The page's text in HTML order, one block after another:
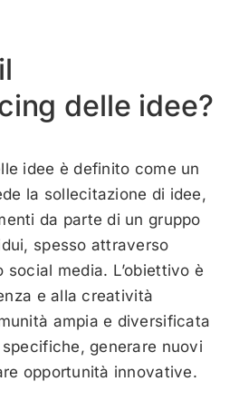
delle idee?
idee è definito come un
la sollecitazione di idee,
da parte di un gruppo
spesso attraverso
media. L’obiettivo è
e alla creatività
ampia e diversificata
generare nuovi
opportunità innovative.